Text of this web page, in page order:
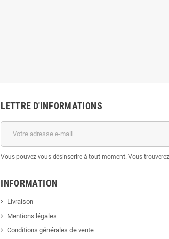
LETTRE D'INFORMATIONS
Vous pouvez vous désinscrire à tout moment. Vous
INFORMATION
Livraison
Mentions légales
Conditions générales de vente